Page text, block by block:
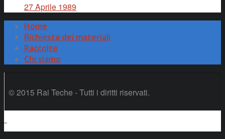
27 Aprile 1989
Home
Richiesta dei materiali
Raccolte
Chi siamo
© 2015 Rai Teche - Tutti i diritti riservati.